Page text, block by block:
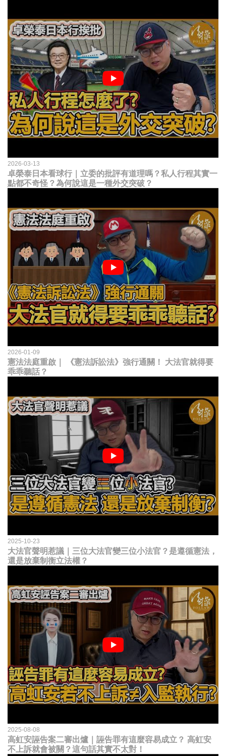
2026-03-13
卓榮泰日本看球行｜立委的批評有道理嗎？私人行程其實一
點都不奇怪？為何說這是一種外交突破？
2026-01-09
憲法法庭重啟｜ 《憲法訴訟法》強行通關！ 大法官就得要
乖乖聽話？
2025-10-23
大法官聲明惹議｜三位大法官變三位小法官？是遵循憲法，
還是放棄制衡立法權？
2025-08-08
高虹安誣告案二審出爐｜誣告罪有這麼容易成立？ 高虹安
不上訴就會被關？這句話其實不太對！